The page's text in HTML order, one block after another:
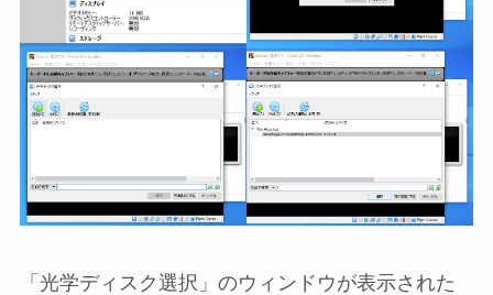
「光学ディスク選択」のウィンドウが表示された